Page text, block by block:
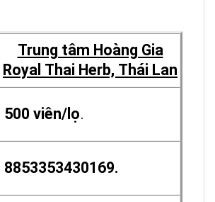
Trung tâm Hoàng Gia
Royal Thai Herb, Thái Lan
500 viên/lọ.
8853353430169.